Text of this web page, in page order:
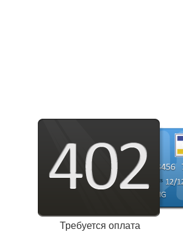
Требуется оплата